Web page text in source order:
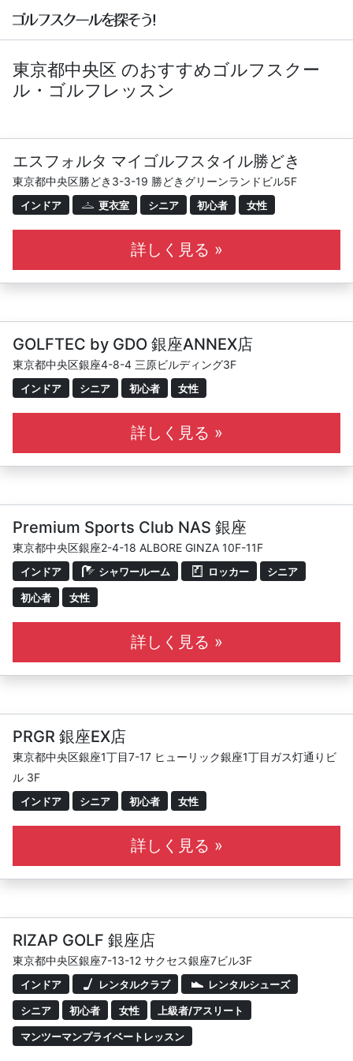
東京都中央区 のおすすめゴルフスクー
ル・ゴルフレッスン
エスフォルタ マイゴルフスタイル勝どき
東京都中央区勝どき3-3-19 勝どきグリーンランドビル5F
インドア 更衣室 シニア 初心者 女性
詳しく見る »
GOLFTEC by GDO 銀座ANNEX店
東京都中央区銀座4-8-4 三原ビルディング3F
インドア シニア 初心者 女性
詳しく見る »
Premium Sports Club NAS 銀座
東京都中央区銀座2-4-18 ALBORE GINZA 10F-11F
インドア シャワールーム ロッカー シニア
初心者 女性
詳しく見る »
PRGR 銀座EX店
東京都中央区銀座1丁目7-17 ヒューリック銀座1丁目ガス灯通りビ
ル 3F
インドア シニア 初心者 女性
詳しく見る »
RIZAP GOLF 銀座店
東京都中央区銀座7-13-12 サクセス銀座7ビル3F
インドア レンタルクラブ レンタルシューズ
シニア 初心者 女性 上級者/アスリート
マンツーマンプライベートレッスン